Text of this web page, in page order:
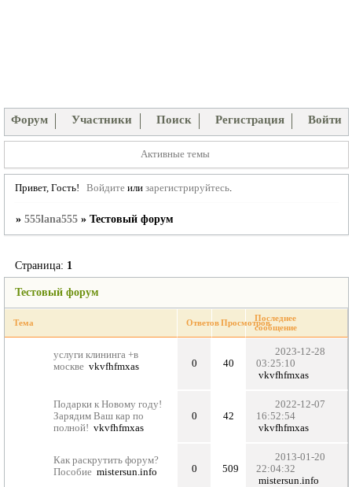
Форум Участники Поиск Регистрация Войти
Активные темы
Привет, Гость! Войдитеили зарегистрируйтесь.
» 555lana555 » Тестовый форум
Тестовый форум
Страница: 1
Тема ОтветовПросмотровПоследнее
сообщение
услуги клининга +в
москве vkvfhfmxas 0 40
2023-12-28
03:25:10
vkvfhfmxas
Подарки к Новому году!
Зарядим Ваш кар по
полной! vkvfhfmxas
0 42
2022-12-07
16:52:54
vkvfhfmxas
Как раскрутить форум?
Пособие mistersun.info 0 509
2013-01-20
22:04:32
mistersun.info